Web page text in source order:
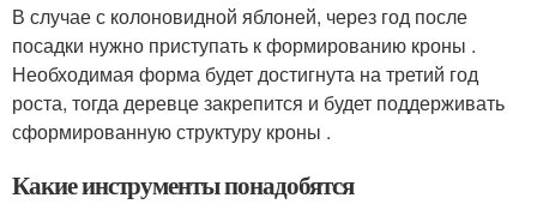
В случае с колоновидной яблоней, через год после
посадки нужно приступать к формированию кроны .
Необходимая форма будет достигнута на третий год
роста, тогда деревце закрепится и будет поддерживать
сформированную структуру кроны .
Какие инструменты понадобятся